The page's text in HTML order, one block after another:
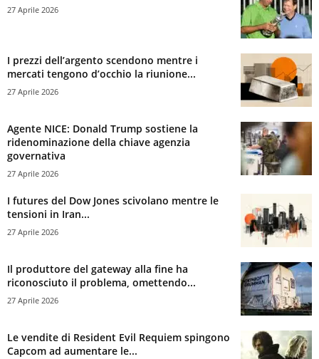
27 Aprile 2026
I prezzi dell’argento scendono mentre i
mercati tengono d’occhio la riunione...
27 Aprile 2026
Agente NICE: Donald Trump sostiene la
ridenominazione della chiave agenzia
governativa
27 Aprile 2026
I futures del Dow Jones scivolano mentre le
tensioni in Iran...
27 Aprile 2026
Il produttore del gateway alla fine ha
riconosciuto il problema, omettendo...
27 Aprile 2026
Le vendite di Resident Evil Requiem spingono
Capcom ad aumentare le...